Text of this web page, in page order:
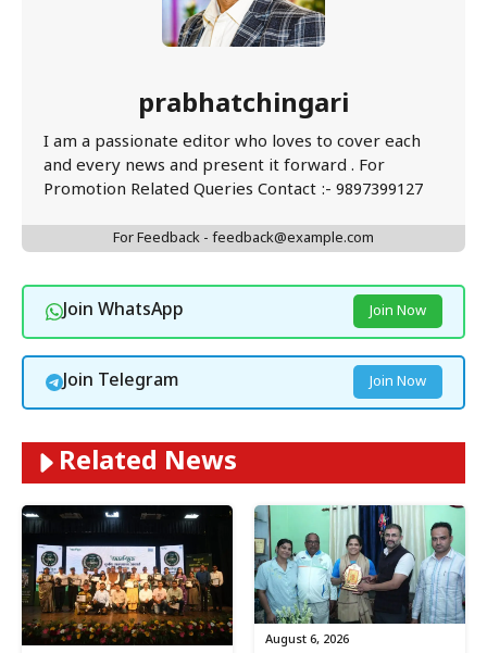
prabhatchingari
I am a passionate editor who loves to cover each
and every news and present it forward . For
Promotion Related Queries Contact :- 9897399127
For Feedback - feedback@example.com
Join WhatsApp Join Now
Join Telegram Join Now
Related News
August 6, 2026